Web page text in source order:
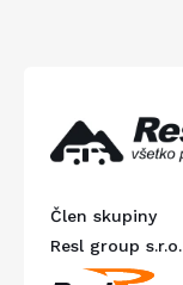
Člen skupiny
Resl group s.r.o.